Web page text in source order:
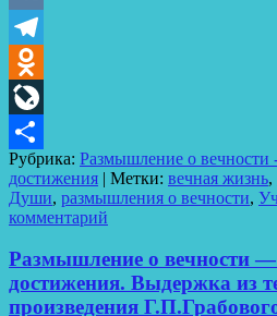
VK
Telegram
Odnoklassniki
LiveJournal
Отправить
Рубрика: Размышление о вечности
достижения | Метки: вечная жизнь,
Души, размышления о вечности,
комментарий
Размышление о вечности —
достижения. Выдержка из
произведения